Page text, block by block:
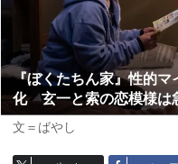
『ぼくたちん家』性的
化 玄一と索の恋模様は
文＝ばやし